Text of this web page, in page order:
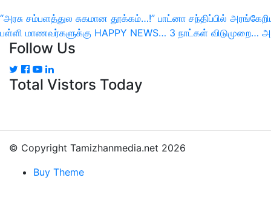
இடுகை
பட்டியல்
Previous
Post
“அரசு சம்பளத்துல சுகமான தூக்கம்…!” பாட்னா சந்திப்பில்
Next
Post
பள்ளி மாணவர்களுக்கு HAPPY NEWS… 3 நாட்கள் விடுமுறை…
Follow Us
Total Vistors Today
© Copyright Tamizhanmedia.net 2026
Buy Theme